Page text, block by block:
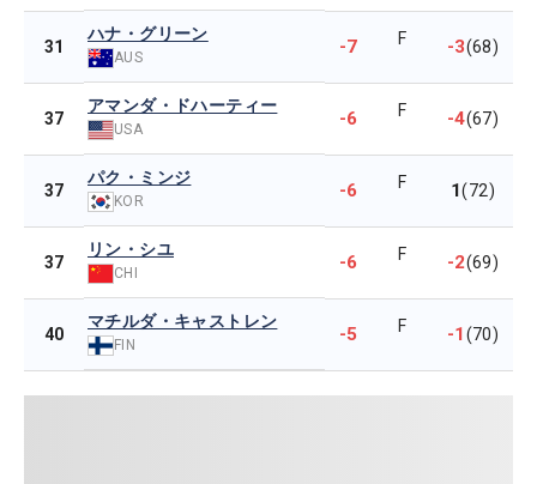
31
ハナ・グリーン
AUS -7 F -3(68)
37
アマンダ・ドハーティー
USA -6 F -4(67)
37
パク・ミンジ
KOR -6 F 1(72)
37
リン・シユ
CHI -6 F -2(69)
40
マチルダ・キャストレン
FIN -5 F -1(70)